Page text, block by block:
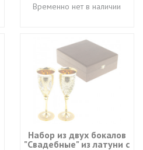
Временно нет в наличии
Набор из двух бокалов
"Свадебные" из латуни с